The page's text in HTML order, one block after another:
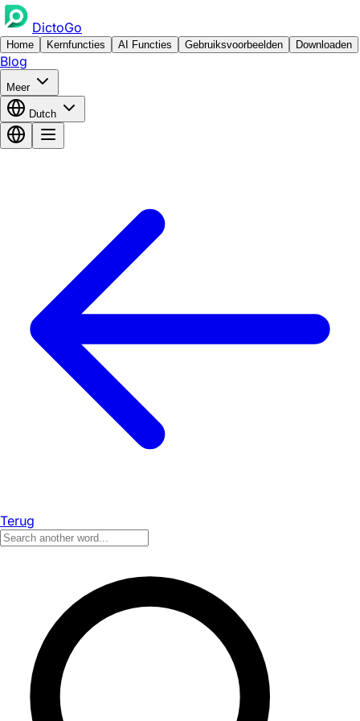
DictoGo
Home Kernfuncties AI Functies Gebruiksvoorbeelden Downloaden
Blog
Meer
Dutch
Terug